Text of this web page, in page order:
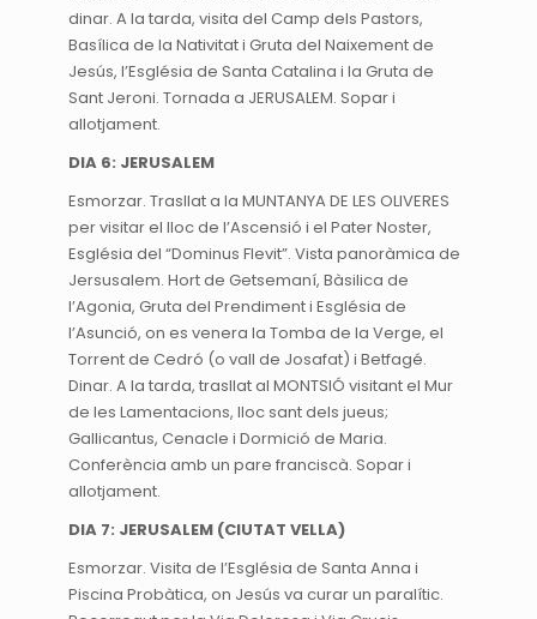
dinar. A la tarda, visita del Camp dels Pastors,
Basílica de la Nativitat i Gruta del Naixement de
Jesús, l’Església de Santa Catalina i la Gruta de
Sant Jeroni. Tornada a JERUSALEM. Sopar i
allotjament.
DIA 6: JERUSALEM
Esmorzar. Trasllat a la MUNTANYA DE LES OLIVERES
per visitar el lloc de l’Ascensió i el Pater Noster,
Església del “Dominus Flevit”. Vista panoràmica de
Jersusalem. Hort de Getsemaní, Bàsilica de
l’Agonia, Gruta del Prendiment i Església de
l’Asunció, on es venera la Tomba de la Verge, el
Torrent de Cedró (o vall de Josafat) i Betfagé.
Dinar. A la tarda, trasllat al MONTSIÓ visitant el Mur
de les Lamentacions, lloc sant dels jueus;
Gallicantus, Cenacle i Dormició de Maria.
Conferència amb un pare franciscà. Sopar i
allotjament.
DIA 7: JERUSALEM (CIUTAT VELLA)
Esmorzar. Visita de l’Església de Santa Anna i
Piscina Probàtica, on Jesús va curar un paralític.